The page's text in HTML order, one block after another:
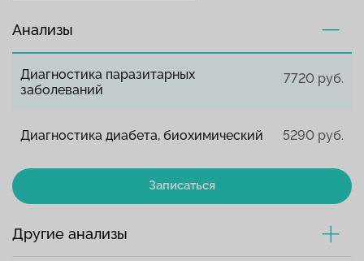
Анализы
Диагностика паразитарных
заболеваний
7720 руб.
Диагностика диабета, биохимический 5290 руб.
Записаться
Другие анализы